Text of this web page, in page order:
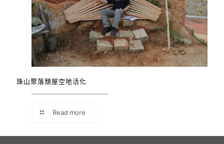
珠山聚落頹屋空地活化
Read more